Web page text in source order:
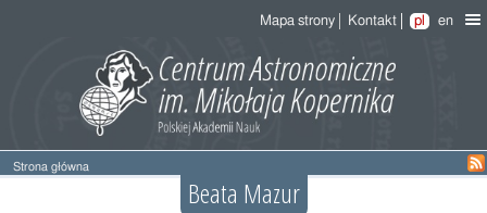
Mapa strony Kontakt pl en
Strona główna
Beata Mazur